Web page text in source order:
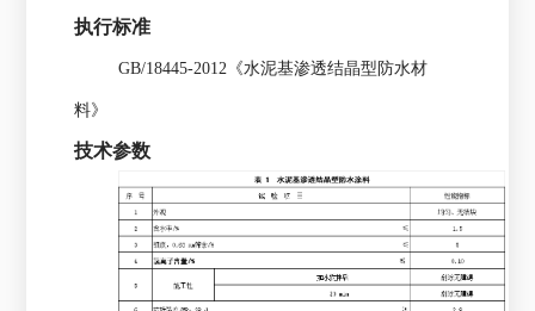
执行标准
GB/18445-2012《水泥基渗透结晶型防水材
料》
技术参数